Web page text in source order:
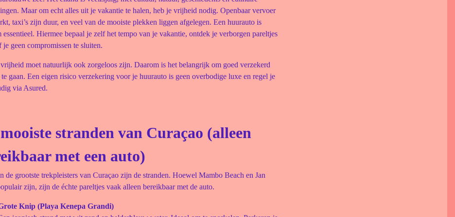
Maar om echt alles uit je vakantie te halen, heb je vrijheid nodig. Openbaar vervoer
taxi’s zijn duur, en veel van de mooiste plekken liggen afgelegen. Een huurauto is
essentieel. Hiermee bepaal je zelf het tempo van je vakantie, ontdek je verborgen pareltjes
je geen compromissen te sluiten.
moet natuurlijk ook zorgeloos zijn. Daarom is het belangrijk om goed verzekerd
gaan. Een eigen risico verzekering voor je huurauto is geen overbodige luxe en regel je
via Asured.
stranden van Curaçao (alleen
met een auto)
de grootste trekpleisters van Curaçao zijn de stranden. Hoewel Mambo Beach en Jan
zijn, zijn de échte pareltjes vaak alleen bereikbaar met de auto.
Knip (Playa Kenepa Grandi)